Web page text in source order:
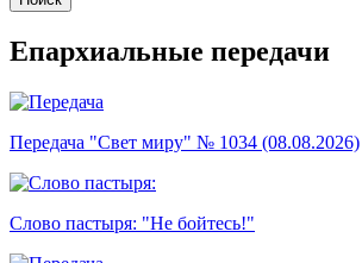
Епархиальные передачи
Передача "Свет миру" № 1034 (08.08.2026)
Слово пастыря: "Не бойтесь!"